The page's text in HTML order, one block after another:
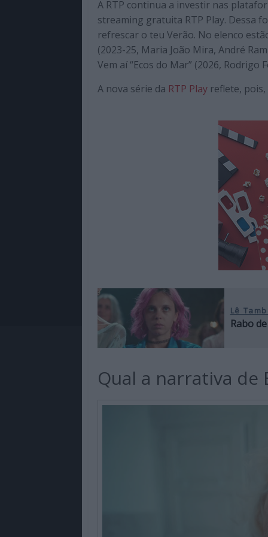
qualidade
com
enfoque
pop.
A RTP continua a investir nas
streaming gratuita RTP Play. Dessa
refrescar o teu Verão. No elenco
(2023-25, Maria João Mira, André
Vem aí “Ecos do Mar” (2026, Rodrigo
A nova série da RTP Play reflete,
Lê
Rabo
Qual a narrativa de